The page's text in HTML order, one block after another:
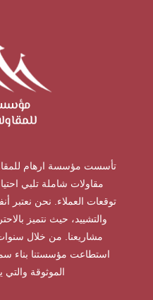
تأسست مؤسسة ارهام
مقاولات شاملة تلبي
توقعات العملاء. نحن نعتبر
والتشييد، حيث نتميز
مشاريعنا. من خلال
استطاعت مؤسستنا بناء
الموثوقة والتي